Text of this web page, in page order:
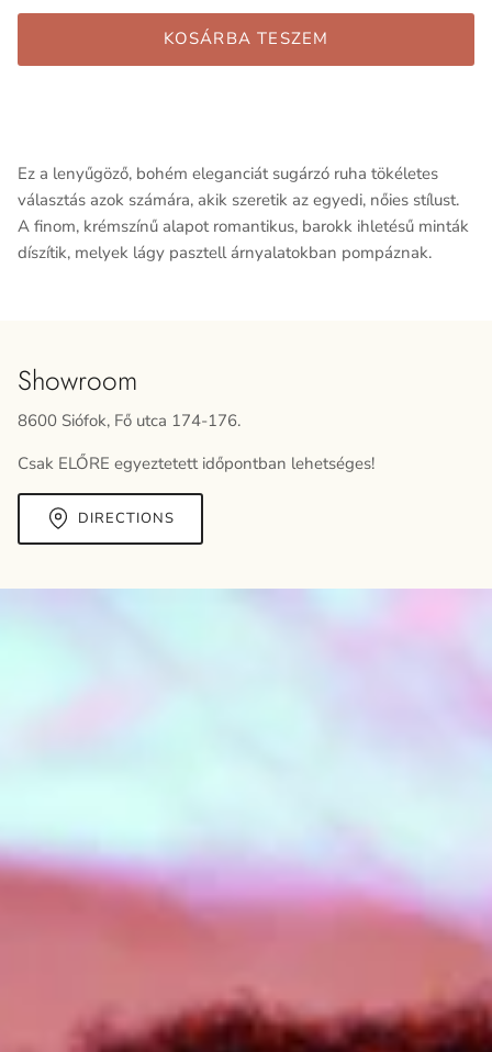
KOSÁRBA TESZEM
Ez a lenyűgöző, bohém eleganciát sugárzó ruha tökéletes
választás azok számára, akik szeretik az egyedi, nőies stílust.
A finom, krémszínű alapot romantikus, barokk ihletésű minták
díszítik, melyek lágy pasztell árnyalatokban pompáznak.
Showroom
8600 Siófok, Fő utca 174-176.
Csak ELŐRE egyeztetett időpontban lehetséges!
DIRECTIONS